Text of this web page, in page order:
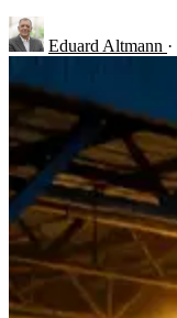
Eduard Altmann ·